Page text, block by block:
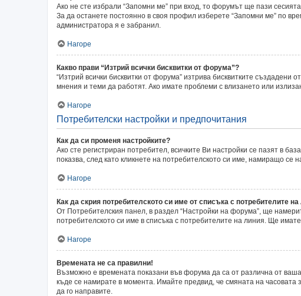
Ако не сте избрали “Запомни ме” при вход, то форумът ще пази
За да останете постоянно в своя профил изберете “Запомни ме” по
администратора я е забранил.
Нагоре
Какво прави “Изтрий всички бисквитки от форума”?
“Изтрий всички бисквитки от форума” изтрива бисквитките
мнения и теми да работят. Ако имате проблеми с влизането или
Нагоре
Потребителски настройки и предпочитания
Как да си променя настройките?
Ако сте регистриран потребител, всичките Ви настройки се пазят в
показва, след като кликнете на потребителското си име, намиращо
Нагоре
Как да скрия потребителското си име от списъка с потребителите
От Потребителския панел, в раздел “Настройки на форума”, ще
потребителското си име в списъка с потребителите на линия. Ще имате
Нагоре
Времената не са правилни!
Възможно е времената показани във форума да са от различна от
къде се намирате в момента. Имайте предвид, че смяната на часовата
да го направите.